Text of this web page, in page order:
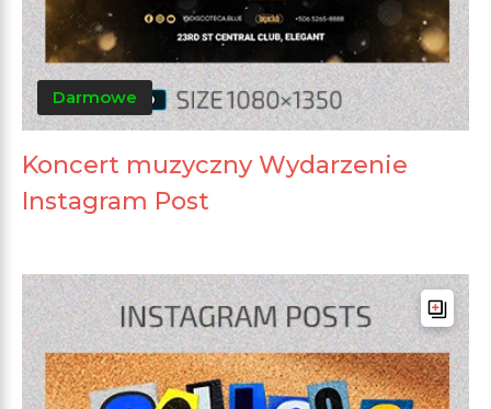
Darmowe
Koncert muzyczny Wydarzenie
Instagram Post